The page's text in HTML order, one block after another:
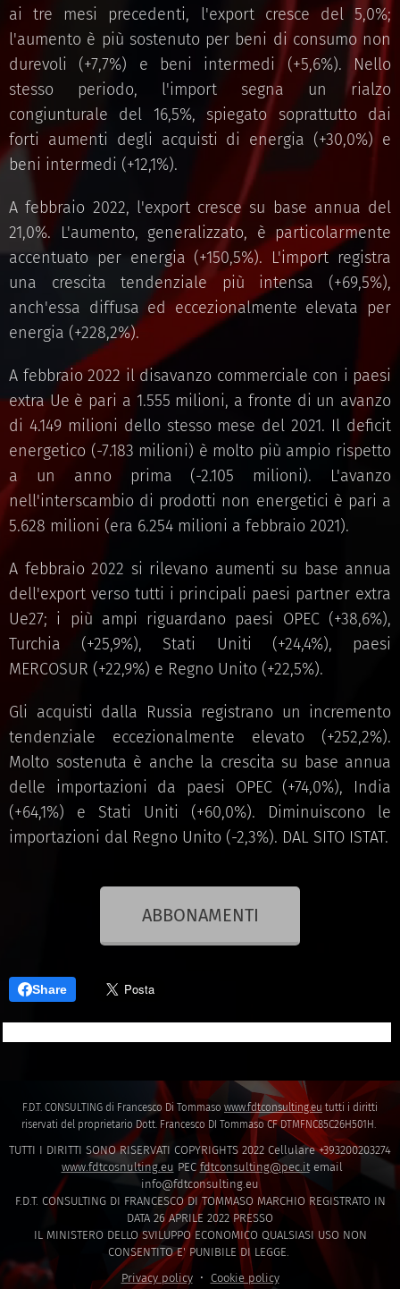
ai tre mesi precedenti, l'export cresce del 5,0%;
l'aumento è più sostenuto per beni di consumo non
durevoli (+7,7%) e beni intermedi (+5,6%). Nello
stesso periodo, l'import segna un rialzo
congiunturale del 16,5%, spiegato soprattutto dai
forti aumenti degli acquisti di energia (+30,0%) e
beni intermedi (+12,1%).
A febbraio 2022, l'export cresce su base annua del
21,0%. L'aumento, generalizzato, è particolarmente
accentuato per energia (+150,5%). L'import registra
una crescita tendenziale più intensa (+69,5%),
anch'essa diffusa ed eccezionalmente elevata per
energia (+228,2%).
A febbraio 2022 il disavanzo commerciale con i paesi
extra Ue è pari a 1.555 milioni, a fronte di un avanzo
di 4.149 milioni dello stesso mese del 2021. Il deficit
energetico (-7.183 milioni) è molto più ampio rispetto
a un anno prima (-2.105 milioni). L'avanzo
nell'interscambio di prodotti non energetici è pari a
5.628 milioni (era 6.254 milioni a febbraio 2021).
A febbraio 2022 si rilevano aumenti su base annua
dell'export verso tutti i principali paesi partner extra
Ue27; i più ampi riguardano paesi OPEC (+38,6%),
Turchia (+25,9%), Stati Uniti (+24,4%), paesi
MERCOSUR (+22,9%) e Regno Unito (+22,5%).
Gli acquisti dalla Russia registrano un incremento
tendenziale eccezionalmente elevato (+252,2%).
Molto sostenuta è anche la crescita su base annua
delle importazioni da paesi OPEC (+74,0%), India
(+64,1%) e Stati Uniti (+60,0%). Diminuiscono le
importazioni dal Regno Unito (-2,3%). DAL SITO ISTAT.
ABBONAMENTI
Share
F.D.T. CONSULTING di Francesco Di Tommaso www.fdtconsulting.eu tutti i diritti
riservati del proprietario Dott. Francesco DI Tommaso CF DTMFNC85C26H501H.
TUTTI I DIRITTI SONO RISERVATI COPYRIGHTS 2022 Cellulare +393200203274
www.fdtcosnulting.eu PEC fdtconsulting@pec.itemail
info@fdtconsulting.eu
F.D.T. CONSULTING DI FRANCESCO DI TOMMASO MARCHIO REGISTRATO IN
DATA 26 APRILE 2022 PRESSO
IL MINISTERO DELLO SVILUPPO ECONOMICO QUALSIASI USO NON
CONSENTITO E' PUNIBILE DI LEGGE.
Privacy policy
Cookie policy